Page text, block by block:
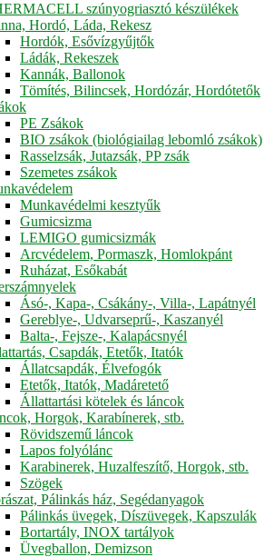
szúnyogriasztó készülékek
Hordó, Láda, Rekesz
Hordók, Esővízgyűjtők
Ládák, Rekeszek
Kannák, Ballonok
Tömítés, Bilincsek, Hordózár, Hordótetők
PE Zsákok
BIO zsákok (biológiailag lebomló zsákok)
Rasselzsák, Jutazsák, PP zsák
Szemetes zsákok
Munkavédelmi kesztyűk
Gumicsizma
LEMIGO gumicsizmák
Arcvédelem, Pormaszk, Homlokpánt
Ruházat, Esőkabát
Ásó-, Kapa-, Csákány-, Villa-, Lapátnyél
Gereblye-, Udvarseprű-, Kaszanyél
Balta-, Fejsze-, Kalapácsnyél
Csapdák, Etetők, Itatók
Állatcsapdák, Élvefogók
Etetők, Itatók, Madáretető
Állattartási kötelek és láncok
Horgok, Karabínerek, stb.
Rövidszemű láncok
Lapos folyólánc
Karabinerek, Huzalfeszítő, Horgok, stb.
Szögek
Pálinkás ház, Segédanyagok
Pálinkás üvegek, Díszüvegek, Kapszulák
Bortartály, INOX tartályok
Üvegballon, Demizson